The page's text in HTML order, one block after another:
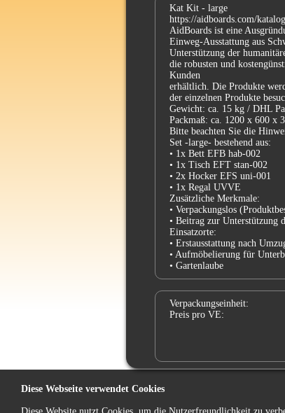
Kat Kit - large
https://aidboards.com/
AidBoards ist eine
Einweg-Ausstattung aus
Unterstützung der
die robusten und
Kunden
erhältlich. Die Produkte
der einzelnen Produkte
Gewicht: ca. 15 kg / DHL
Packmaß: ca. 1200 x 600 x
Bitte beachten Sie die
Set -large- bestehend aus:
• 1x Bett EFB hab-002
• 1x Tisch EFT stan-002
• 2x Hocker EFS uni-001
• 1x Regal UVVE
Zusätzliche Merkmale:
• Verpackungslos
• Beitrag zur Unterstützung
Einsatzorte:
• Erstausstattung nach
• Aufmöbelierung für
• Gartenlaube
Verpackungseinheit:
Preis pro VE:
Diese Webseite verwendet Cookies